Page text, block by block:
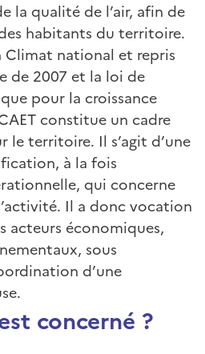
la qualité de l’air, afin de
habitants du territoire.
Climat national et repris
de 2007 et la loi de
pour la croissance
constitue un cadre
le territoire. Il s’agit d’une
à la fois
qui concerne
Il a donc vocation
acteurs économiques,
sous
d’une
concerné ?